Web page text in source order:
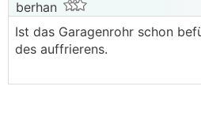
berhan
Ist das Garagenrohr schon
des auffrierens.